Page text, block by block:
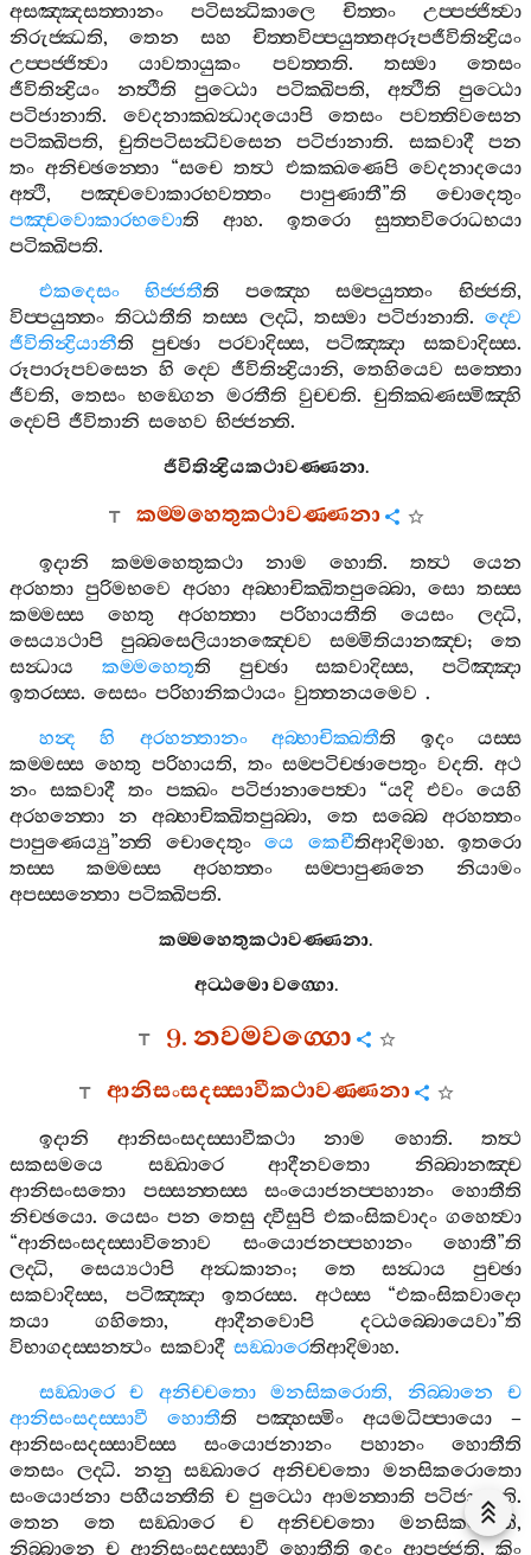
අසඤ‍්ඤසත‍්තානං
පටිසන්‍ධිකාලෙ චිත‍්තං
උප‍්පජ‍්ජිත්‍වා
නිරුජ‍්ඣති, තෙන සහ
චිත‍්තවිප‍්පයුත‍්තඅරූපජීවිතින්‍ද්‍රියං
උප‍්පජ‍්ජිත්‍වා
යාවතායුකං පවත‍්තති. තස‍්මා
තෙසං
ජීවිතින්‍ද්‍රියං
නත්‍ථීති පුට‍්ඨො පටික‍්ඛිපති, අත්‍ථීති
පුට‍්ඨො
පටිජානාති. වෙදනාක‍්ඛන්‍ධාදයොපි තෙසං
පවත‍්තිවසෙන
පටික‍්ඛිපති, චුතිපටිසන්‍ධිවසෙන පටිජානාති. සකවාදී
පන
තං අනිච‍්ඡන‍්තො “සචෙ තත්‍ථ එකක‍්ඛණෙපි වෙදනාදයො
අත්‍ථි, පඤ‍්චවොකාරභවත‍්තං පාපුණාතී”ති
චොදෙතුං
පඤ‍්චවොකාරභවොති ආහ. ඉතරො
සුත‍්තවිරොධභයා
පටික‍්ඛිපති.
එකදෙසං
භිජ‍්ජතීති පඤ‍්හෙ සම‍්පයුත‍්තං භිජ‍්ජති,
විප‍්පයුත‍්තං තිට‍්ඨතීති තස‍්ස ලද‍්ධි, තස‍්මා පටිජානාති.ද‍්වෙ
ජීවිතින්‍ද්‍රියානීති පුච‍්ඡා පරවාදිස‍්ස,පටිඤ‍්ඤා සකවාදිස‍්ස.
රූපාරූපවසෙන හි ද‍්වෙ ජීවිතින්‍ද්‍රියානි,තෙහියෙව සත‍්තො
ජීවති, තෙසං භඞ‍්ගෙන මරතීති වුච‍්චති. චුතික‍්ඛණස‍්මිඤ‍්හි
ද‍්වෙපි ජීවිතානි සහෙව භිජ‍්ජන‍්ති.
ජීවිතින්‍ද්‍රියකථාවණ‍්ණනා.
කම‍්මහෙතුකථාවණ‍්ණනා
ඉදානි කම‍්මහෙතුකථා නාම හොති. තත්‍ථ
යෙන
අරහතා පුරිමභවෙ අරහා අබ‍්භාචික‍්ඛිතපුබ‍්බො, සො තස‍්ස
කම‍්මස‍්ස
හෙතු අරහත‍්තා පරිහායතීති යෙසං ලද‍්ධි,
සෙය්‍යථාපි
පුබ‍්බසෙලියානඤ‍්චෙව සම‍්මිතියානඤ‍්ච; තෙ
සන්‍ධාය
කම‍්මහෙතූති පුච‍්ඡා සකවාදිස‍්ස, පටිඤ‍්ඤා
ඉතරස‍්ස. සෙසං පරිහානිකථායං වුත‍්තනයමෙව .
හන්‍ද
හි අරහන‍්තානං අබ‍්භාචික‍්ඛතීති ඉදං
යස‍්ස
කම‍්මස‍්ස හෙතු පරිහායති, තං සම‍්පටිච‍්ඡාපෙතුං වදති.අථ
නං සකවාදී තං පක‍්ඛං පටිජානාපෙත්‍වා “යදි එවං යෙහි
අරහන‍්තො
න අබ‍්භාචික‍්ඛිතපුබ‍්බා, තෙ සබ‍්බෙ
අරහත‍්තං
පාපුණෙය්‍යු”න‍්ති චොදෙතුං යෙ කෙචීතිආදිමාහ. ඉතරො
තස‍්ස
කම‍්මස‍්ස අරහත‍්තං සම‍්පාපුණනෙ
නියාමං
අපස‍්සන‍්තො පටික‍්ඛිපති.
කම‍්මහෙතුකථාවණ‍්ණනා.
අට‍්ඨමොවග‍්ගො.
9.නවමවග‍්ගො
ආනිසංසදස‍්සාවීකථාවණ‍්ණනා
ඉදානි ආනිසංසදස‍්සාවීකථා නාම හොති. තත්‍ථ
සකසමයෙ
සඞ‍්ඛාරෙ ආදීනවතො
නිබ‍්බානඤ‍්ච
ආනිසංසතො
පස‍්සන‍්තස‍්ස සංයොජනප‍්පහානං
හොතීති
නිච‍්ඡයො. යෙසං පන තෙසු ද‍්වීසුපි එකංසිකවාදං ගහෙත්‍වා
“ආනිසංසදස‍්සාවිනොව සංයොජනප‍්පහානං හොතී”ති
ලද‍්ධි, සෙය්‍යථාපි අන්‍ධකානං; තෙ සන්‍ධාය
පුච‍්ඡා
සකවාදිස‍්ස, පටිඤ‍්ඤා ඉතරස‍්ස. අථස‍්ස“එකංසිකවාදො
තයා
ගහිතො, ආදීනවොපි දට‍්ඨබ‍්බොයෙවා”ති
විභාගදස‍්සනත්‍ථං සකවාදී සඞ‍්ඛාරෙතිආදිමාහ.
සඞ‍්ඛාරෙ
ච අනිච‍්චතො මනසිකරොති, නිබ‍්බානෙ
ච
ආනිසංසදස‍්සාවී
හොතීති පඤ‍්හස‍්මිං අයමධිප‍්පායො –
ආනිසංසදස‍්සාවිස‍්ස
සංයොජනානං පහානං
හොතීති
තෙසං ලද‍්ධි. නනු සඞ‍්ඛාරෙ අනිච‍්චතො මනසිකරොතො
සංයොජනා පහීයන‍්තීති ච පුට‍්ඨො ආමන‍්තාති පටිජානාති.
තෙන
තෙ සඞ‍්ඛාරෙ ච අනිච‍්චතො මනසිකරොති,
නිබ‍්බානෙ ච ආනිසංසදස‍්සාවී හොතීති ඉදං ආපජ‍්ජති,කිං